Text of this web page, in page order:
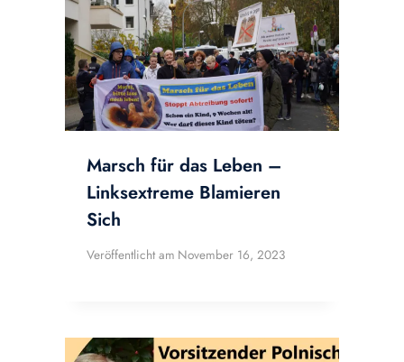
Marsch für das Leben –
Linksextreme Blamieren
Sich
Veröffentlicht am November 16, 2023